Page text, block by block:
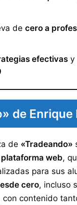
de cero a
efectivasy
de
de «Tradeando»
plataforma web,
para sus
cero, incluso
con contenido